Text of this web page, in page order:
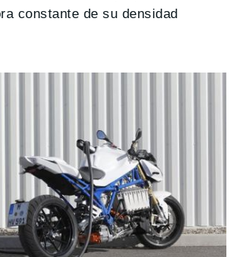
constante de su densidad